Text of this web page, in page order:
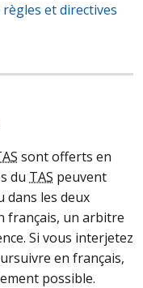
règles et directives
sont offerts en
du TAS peuvent
dans les deux
français, un arbitre
Si vous interjetez
en français,
possible.